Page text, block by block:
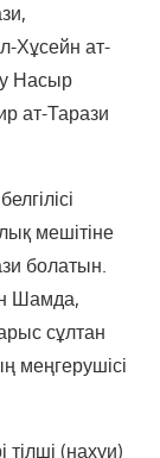
Хұсейн ат-
Насыр
ат-Тарази
мешітіне
болатын.
Шамда,
сұлтан
меңгерушісі
(нахуи)